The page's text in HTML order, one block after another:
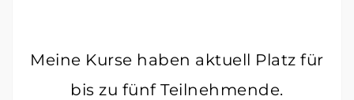
Meine Kurse haben aktuell Platz für
bis zu fünf Teilnehmende.